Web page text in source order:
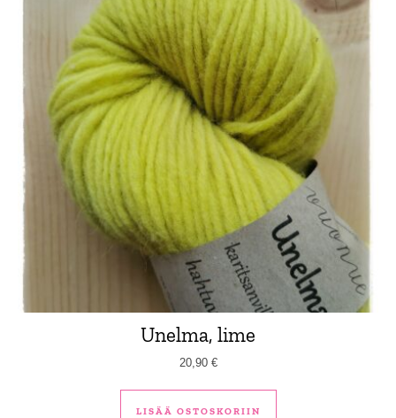
Unelma, lime
20,90 €
LISÄÄ OSTOSKORIIN